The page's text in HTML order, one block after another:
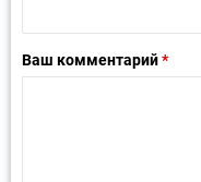
Ваш комментарий*